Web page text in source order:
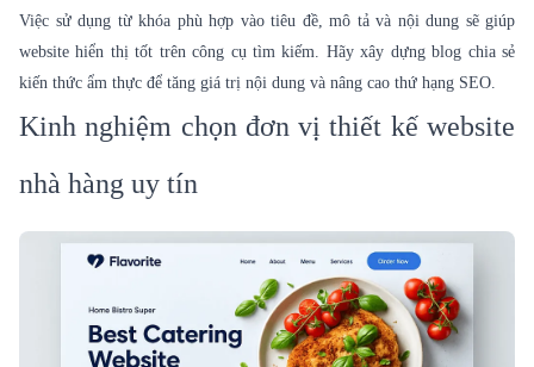
Việc sử dụng từ khóa phù hợp vào tiêu đề, mô tả và nội dung sẽ giúp
website hiển thị tốt trên công cụ tìm kiếm. Hãy xây dựng blog chia sẻ
kiến thức ẩm thực để tăng giá trị nội dung và nâng cao thứ hạng SEO.
Kinh nghiệm chọn đơn vị thiết kế website
nhà hàng uy tín